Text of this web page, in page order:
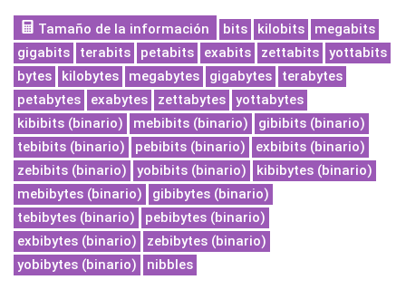
Tamaño de la información bits kilobits
megabits
gigabits
terabits petabits exabits zettabits
yottabits
bytes
kilobytes megabytes gigabytes
terabytes
petabytes
exabytes zettabytes
yottabytes
kibibits (binario)
mebibits (binario)
gibibits (binario)
tebibits (binario)
pebibits (binario)
exbibits (binario)
zebibits (binario)
yobibits (binario)
kibibytes (binario)
mebibytes (binario)
gibibytes (binario)
tebibytes (binario)
pebibytes (binario)
exbibytes (binario)
zebibytes (binario)
yobibytes (binario)
nibbles